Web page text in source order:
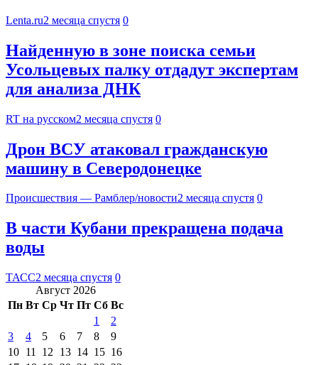
Lenta.ru2 месяца спустя 0
Найденную в зоне поиска семьи
Усольцевых палку отдадут экспертам
для анализа ДНК
RT на русском2 месяца спустя 0
Дрон ВСУ атаковал гражданскую
машину в Северодонецке
Происшествия — Рамблер/новости2 месяца спустя 0
В части Кубани прекращена подача
воды
ТАСС2 месяца спустя 0
Август 2026
Пн Вт Ср Чт Пт Сб Вс
1
2
3
4 5 6 7 8
9
10 11 12 13 14 15 16